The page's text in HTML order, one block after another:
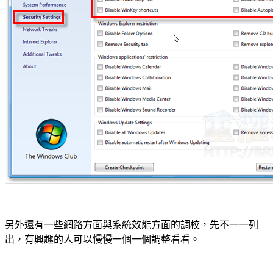
另外還有一些網路方面與系統效能方面的調校，先不一一列
出，有興趣的人可以慢慢一個一個調整看看。